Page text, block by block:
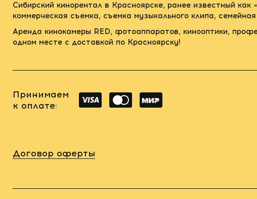
Сибирский кинорентал в Красноярске, ранее известный
коммерческая съемка, съемка музыкального клипа,
Аренда кинокамеры RED, фотоаппаратов, кинооптики,
одном месте с доставкой по Красноярску!
Принимаем
к оплате:
Договор оферты